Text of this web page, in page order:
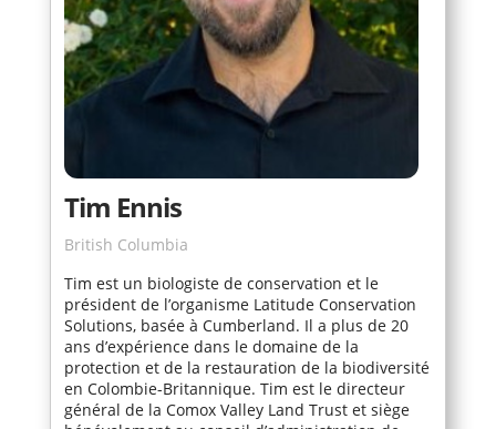
Tim Ennis
British Columbia
Tim est un biologiste de conservation et le
président de l’organisme Latitude Conservation
Solutions, basée à Cumberland. Il a plus de 20
ans d’expérience dans le domaine de la
protection et de la restauration de la biodiversité
en Colombie-Britannique. Tim est le directeur
général de la Comox Valley Land Trust et siège